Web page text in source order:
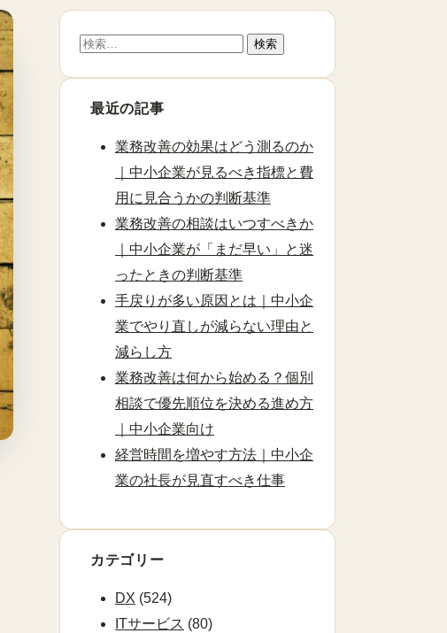
検
最近の記事
業務改善の効果はどう測るのか
｜中小企業が見るべき指標と費
用に見合うかの判断基準
業務改善の相談はいつすべきか
｜中小企業が「まだ早い」と迷
ったときの判断基準
手戻りが多い原因とは｜中小企
業でやり直しが減らない理由と
減らし方
業務改善は何から始める？個別
相談で優先順位を決める進め方
｜中小企業向け
経営時間を増やす方法｜中小企
業の社長が見直すべき仕事
カテゴリー
DX (524)
ITサービス (80)